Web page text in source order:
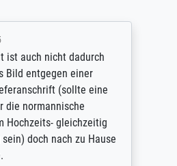
ist auch nicht dadurch
Bild entgegen einer
(sollte eine
die normannische
Hochzeits- gleichzeitig
doch nach zu Hause